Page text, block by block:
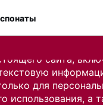
сайта,
для
использования, а